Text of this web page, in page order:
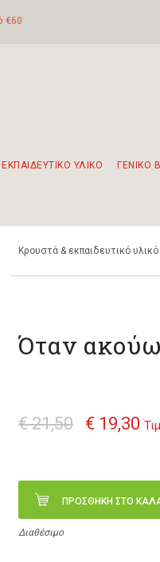
€60
ΥΛΙΚΟ ΓΕΝΙΚΟ
Κρουστά & εκπαιδευτικό υλικό
Όταν
€ 21,50 € 19,30
ΠΡΟΣΘΗΚΗ ΣΤΟ
Διαθέσιμο